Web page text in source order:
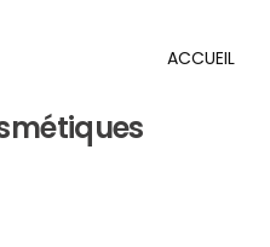
ACCUEIL